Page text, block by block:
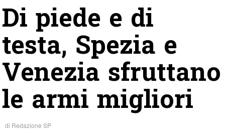
Di piede e di
testa, Spezia e
Venezia sfruttano
le armi migliori
di Redazione SP